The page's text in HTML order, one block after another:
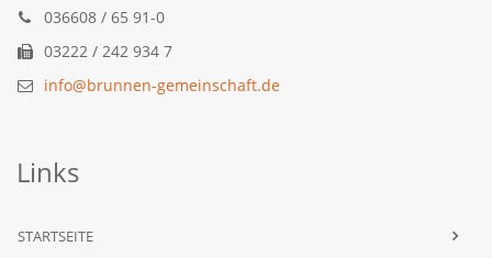
036608 / 65 91-0
03222 / 242 934 7
info@brunnen-gemeinschaft.de
Links
STARTSEITE